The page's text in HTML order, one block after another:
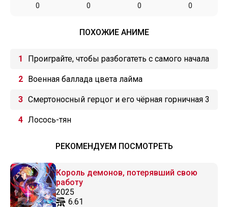
0 0 0 0
ПОХОЖИЕ АНИМЕ
Проиграйте, чтобы разбогатеть с самого начала
игры
Военная баллада цвета лайма
Смертоносный герцог и его чёрная горничная 3
Лосось-тян
РЕКОМЕНДУЕМ ПОСМОТРЕТЬ
Король демонов, потерявший свою
работу
2025
6.61